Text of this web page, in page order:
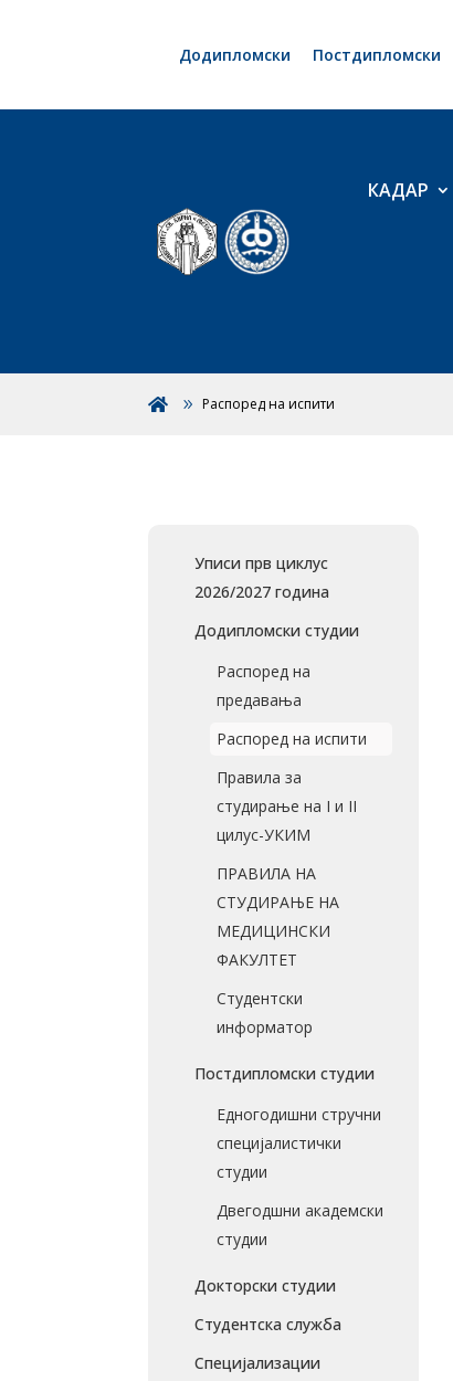
Додипломски Постдипломски
КАДАР
 Распоред на испити
Уписи прв циклус
2026/2027 година
Додипломски студии
Распоред на
предавања
Распоред на испити
Правила за
студирање на I и II
цилус-УКИМ
ПРАВИЛА НА
СТУДИРАЊЕ НА
МЕДИЦИНСКИ
ФАКУЛТЕТ
Студентски
информатор
Постдипломски студии
Едногодишни стручни
специјалистички
студии
Двегодшни академски
студии
Докторски студии
Студентска служба
Специјализации